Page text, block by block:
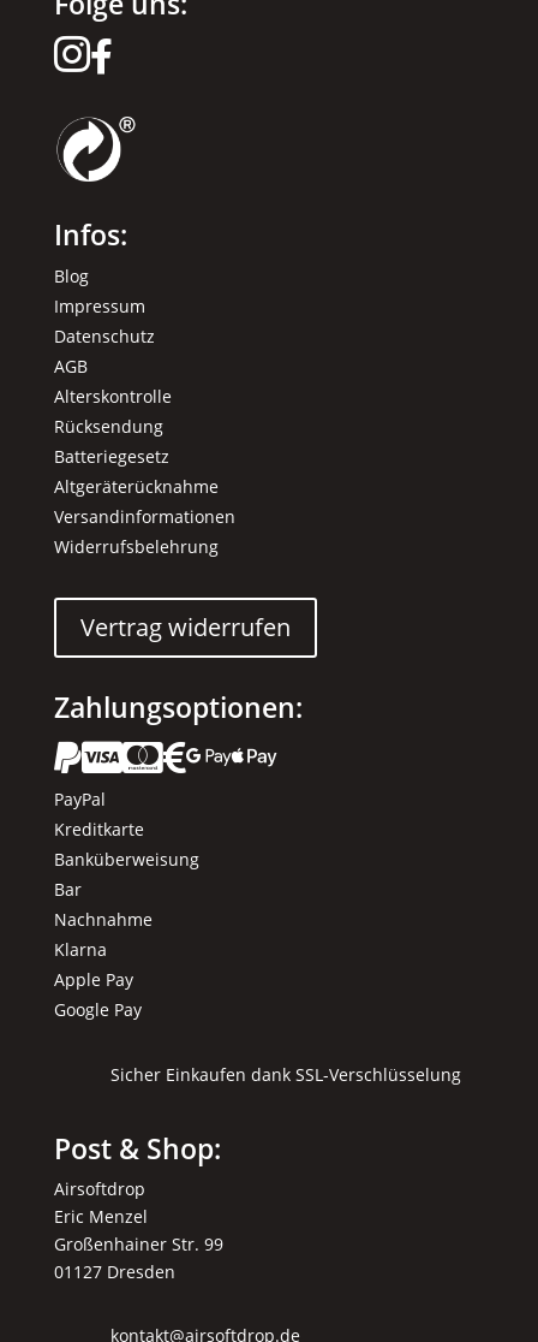

Infos:
Blog
Impressum
Datenschutz
AGB
Alterskontrolle
Rücksendung
Batteriegesetz
Altgeräterücknahme
Versandinformationen
Widerrufsbelehrung
Vertrag widerrufen
Zahlungsoptionen:
 
PayPal
Kreditkarte
Banküberweisung
Bar
Nachnahme
Klarna
Apple Pay
Google Pay
Sicher Einkaufen dank SSL-Verschlüsselung
Post & Shop:
Airsoftdrop
Eric Menzel
Großenhainer Str. 99
01127 Dresden
kontakt@airsoftdrop.de